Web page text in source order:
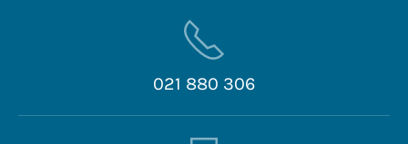
021 880 306